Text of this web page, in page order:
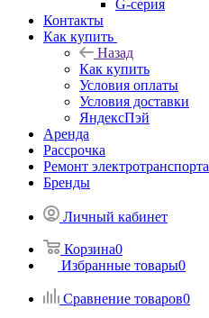
G-серия
Контакты
Как купить
Назад
Как купить
Условия оплаты
Условия доставки
ЯндексПэй
Аренда
Рассрочка
Ремонт электротранспорта
Бренды
Личный кабинет
Корзина0
Избранные товары0
Сравнение товаров0